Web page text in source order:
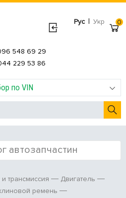
Рус | Укр
по VIN
548 69 29
229 53 86
0
автозапчастин
трансмиссия
Двигатель
ремень